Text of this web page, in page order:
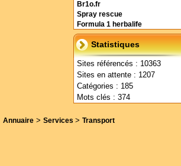
Br1o.fr
Spray rescue
Formula 1 herbalife
Statistiques
Sites référencés : 10363
Sites en attente : 1207
Catégories : 185
Mots clés : 374
Annuaire > Services > Transport